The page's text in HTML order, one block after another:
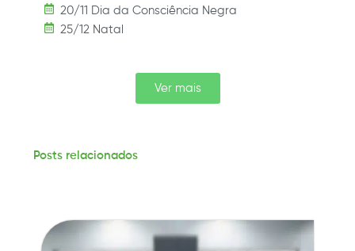
20/11 Dia da Consciência Negra
25/12 Natal
Ver mais
Posts relacionados